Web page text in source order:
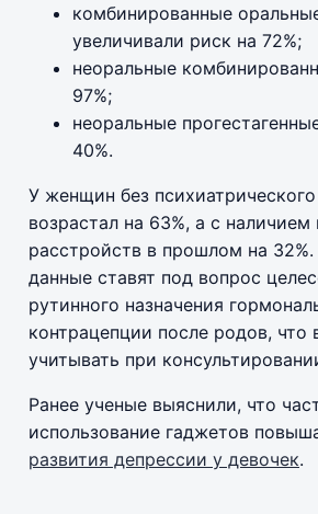
комбинированные
увеличивали риск на 72%;
неоральные
97%;
неоральные
40%.
У женщин без
возрастал на 63%, а с
расстройств в прошлом на
данные ставят под вопрос
рутинного назначения
контрацепции после родов, что
учитывать при
Ранее ученые выяснили, что
использование гаджетов
развития депрессии у девочек.